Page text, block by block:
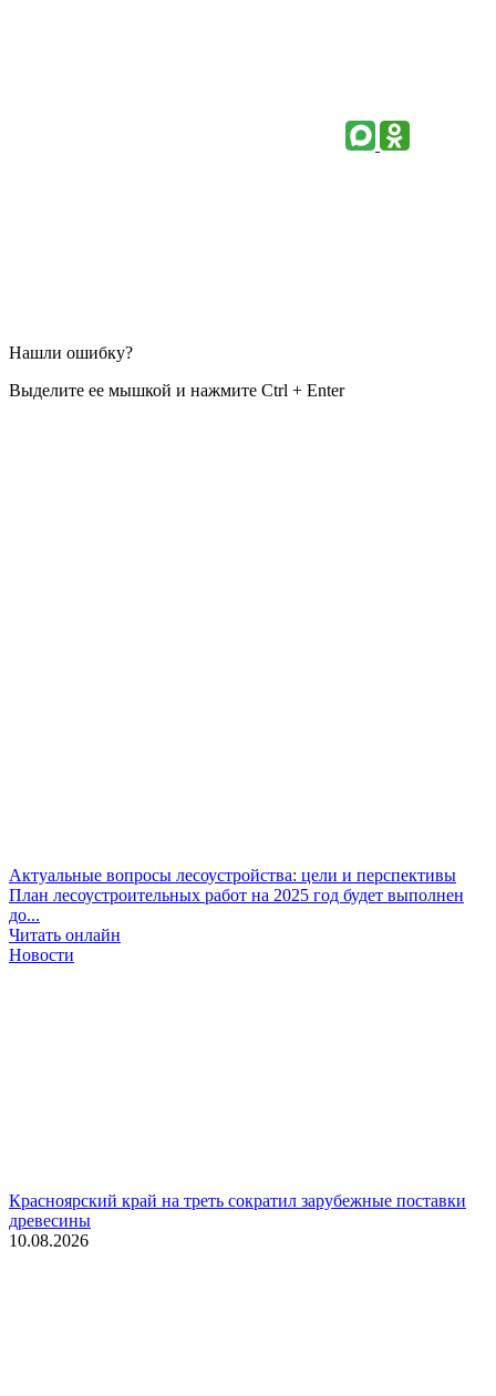
Нашли ошибку?
Выделите ее мышкой и нажмите Ctrl + Enter
Актуальные вопросы лесоустройства: цели и перспективы
План лесоустроительных работ на 2025 год будет выполнен
до...
Читать онлайн
Новости
Красноярский край на треть сократил зарубежные поставки
древесины
10.08.2026